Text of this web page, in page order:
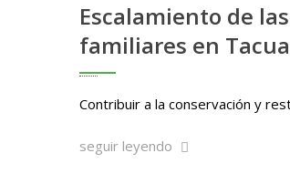
Escalamiento de
familiares en
Contribuir a la conservación y
seguir leyendo